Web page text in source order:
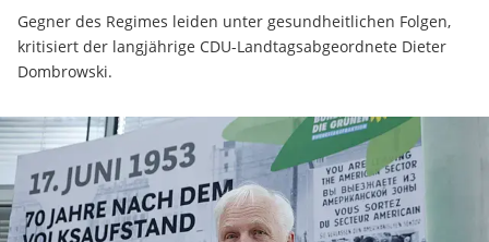
Gegner des Regimes leiden unter gesundheitlichen Folgen,
kritisiert der langjährige CDU-Landtagsabgeordnete Dieter
Dombrowski.